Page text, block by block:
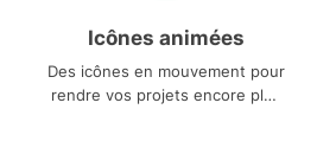
Icônes animées
Des icônes en mouvement pour
rendre vos projets encore plus